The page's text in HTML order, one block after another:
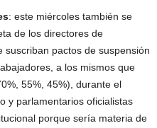
: este miércoles también se
de los directores de
pactos de suspensión
a los mismos que
55%, 45%), durante el
y parlamentarios oficialistas
porque sería materia de